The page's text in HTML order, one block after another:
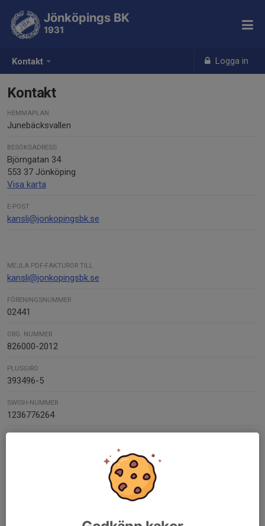
Kontakt Logga in
Jönköpings BK
1931
Kontakt
HEMMAPLAN
Junebäcksvallen
BESÖKSADRESS
Björngatan 34
553 37 Jönköping
Visa karta
E-POST
kansli@jonkopingsbk.se
MEJLA PDF-FAKTUROR TILL
kansli@jonkopingsbk.se
FÖRENINGSNUMMER
02441
ORG. NUMMER
826000-2012
PLUSGIRO
393496-5
SWISH-NUMMER
1236776264